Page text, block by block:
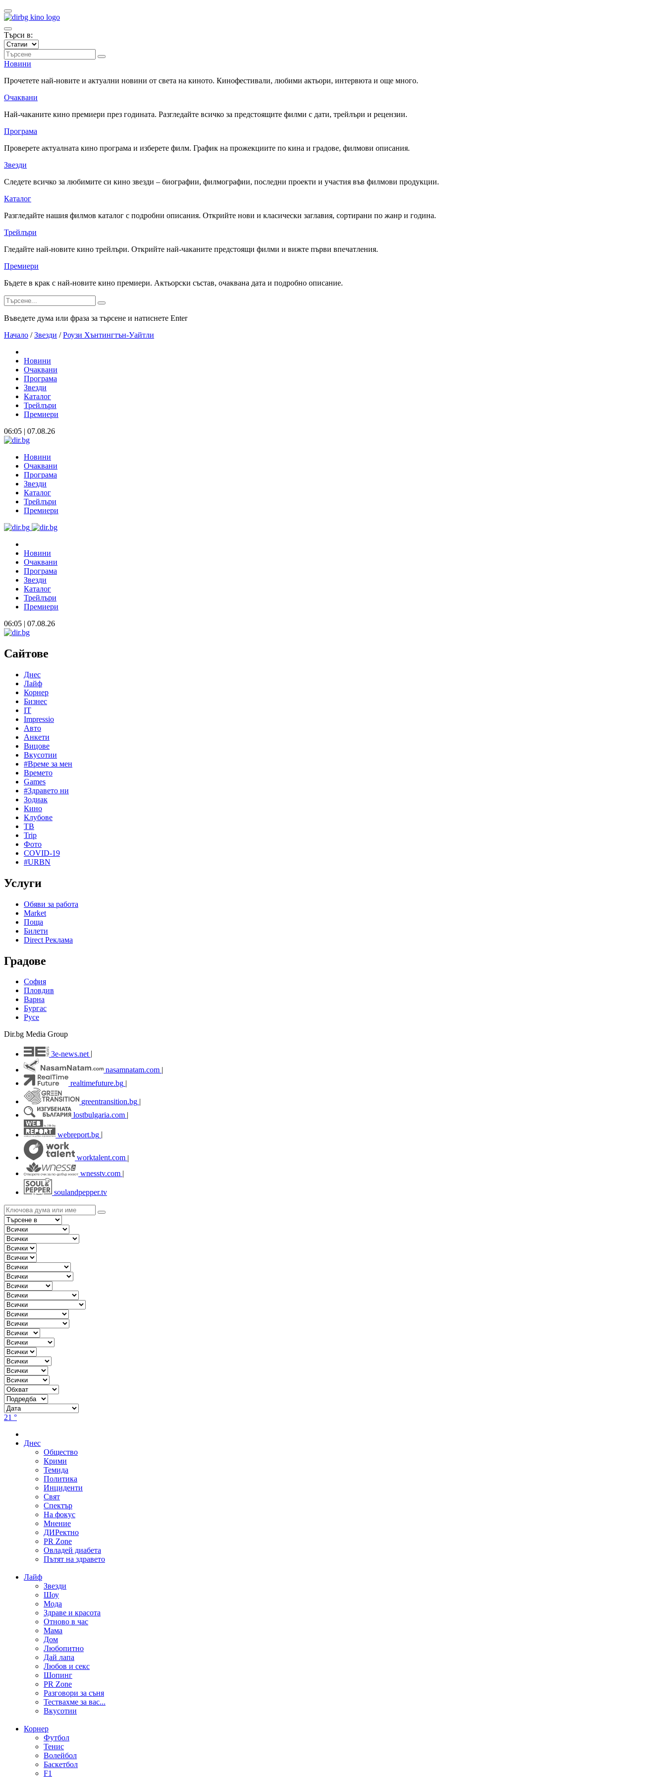
Търси в:
Новини
Прочетете най-новите и актуални новини от света на киното. Кинофестивали, любими актьори, интервюта и още много.
Очаквани
Най-чаканите кино премиери през годината. Разгледайте всичко за предстоящите филми с дати, трейлъри и рецензии.
Програма
Проверете актуалната кино програма и изберете филм. График на прожекциите по кина и градове, филмови описания.
Звезди
Следете всичко за любимите си кино звезди – биографии, филмографии, последни проекти и участия във филмови продукции.
Каталог
Разгледайте нашия филмов каталог с подробни описания. Открийте нови и класически заглавия, сортирани по жанр и година.
Трейлъри
Гледайте най-новите кино трейлъри. Открийте най-чаканите предстоящи филми и вижте първи впечатления.
Премиери
Бъдете в крак с най-новите кино премиери. Актьорски състав, очаквана дата и подробно описание.
Въведете дума или фраза за търсене и натиснете Enter
Начало / Звезди / Роузи Хънтингтън-Уайтли
Новини
Очаквани
Програма
Звезди
Каталог
Трейлъри
Премиери
06:05 | 07.08.26
Новини
Очаквани
Програма
Звезди
Каталог
Трейлъри
Премиери
Новини
Очаквани
Програма
Звезди
Каталог
Трейлъри
Премиери
06:05 | 07.08.26
Сайтове
Днес
Лайф
Корнер
Бизнес
IT
Impressio
Авто
Анкети
Вицове
Вкусотии
#Време за мен
Времето
Games
#Здравето ни
Зодиак
Кино
Клубове
ТВ
Trip
Фото
COVID-19
#URBN
Услуги
Обяви за работа
Market
Поща
Билети
Direct Реклама
Градове
София
Пловдив
Варна
Бургас
Русе
Dir.bg Media Group
3e-news.net
nasamnatam.com |
realtimefuture.bg |
greentransition.bg |
lostbulgaria.com |
webreport.bg
worktalent.com |
wnesstv.com |
soulandpepper.tv
21 °
Днес
Общество
Крими
Темида
Политика
Инциденти
Свят
Спектър
На фокус
Мнение
ДИРектно
PR Zone
Овладей диабета
Пътят на здравето
Лайф
Звезди
Шоу
Мода
Здраве и красота
Отново в час
Мама
Дом
Любопитно
Дай лапа
Любов и секс
Шопинг
PR Zone
Разговори за съня
Тествахме за вас...
Вкусотии
Корнер
Футбол
Тенис
Волейбол
Баскетбол
F1